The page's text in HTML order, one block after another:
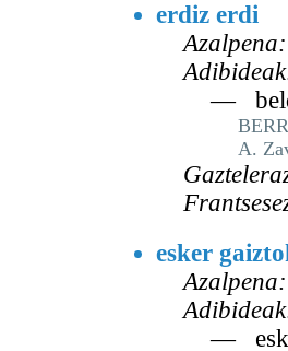
erdiz erdi
Azalpena:
—
A.
esker
Azalpena:
—